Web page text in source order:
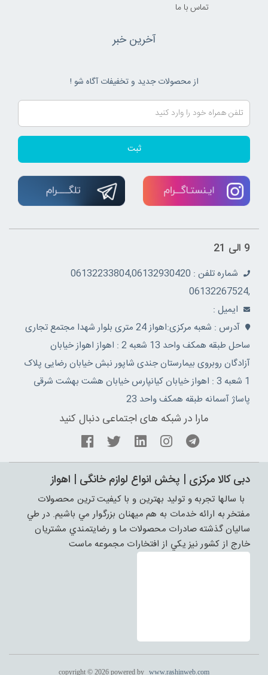
تماس با ما
آخرین خبر
از محصولات جدید و تخفیفات آگاه شو !
ثبت
9 الی 21
شماره تلفن : 06132233804,06132930420
,06132267524
ايميل :
آدرس : شعبه مرکزی:اهواز 24 متری بلوار شهدا مجتمع تجاری
ساحل طبقه همکف واحد 13 شعبه 2 : اهواز اهواز خیابان
آزادگان روبروی بیمارستان جندی شاپور نبش خیابان رضایی پلاک
1 شعبه 3 : اهواز خیابان کیانپارس خیابان هشت بهشت شرقی
پاساژ آسمانه طبقه همکف واحد 23
مارا در شبکه های اجتماعی دنبال کنید
دبی کالا مرکزی | پخش انواع لوازم خانگی | اهواز
با سالها تجربه و توليد بهترين و با کيفيت ترين محصولات
مفتخر به ارائه خدمات به هم ميهنان بزرگوار مي باشيم. در طي
ساليان گذشته صادرات محصولات ما و رضايتمندي مشتريان
خارج از کشور نيز يکي از افتخارات مجموعه ماست
copyright © 2026 powered by www.rashinweb.com